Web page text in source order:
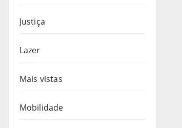
Justiça
Lazer
Mais vistas
Mobilidade